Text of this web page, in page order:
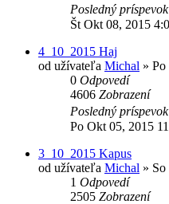
Posledný príspevok
Št Okt 08, 2015
4_10_2015 Haj
od užívateľa Michal » Po
0 Odpovedí
4606 Zobrazení
Posledný príspevok
Po Okt 05, 2015
3_10_2015 Kapus
od užívateľa Michal »
1 Odpovedí
2505 Zobrazení